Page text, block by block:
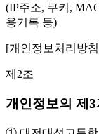
(IP주소, 쿠키,
용기록 등)
[개인정보처리
제2조
개인정보의 제